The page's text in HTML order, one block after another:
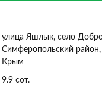
улица Яшлык, село
Симферопольский район,
Крым
9.9 сот.